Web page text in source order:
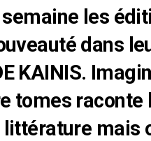
semaine les
dans
KAINIS.
tomes raconte
littérature mais